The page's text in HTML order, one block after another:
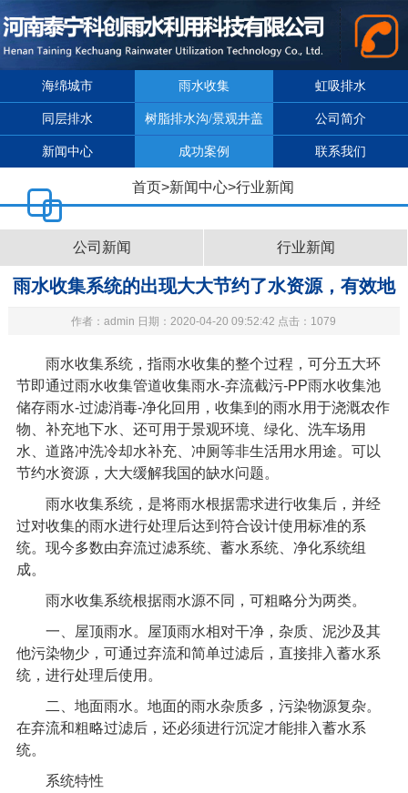
海绵城市 雨水收集 虹吸排水
同层排水 树脂排水沟/景观井盖 公司简介
新闻中心 成功案例 联系我们
首页>新闻中心>行业新闻
公司新闻 行业新闻
雨水收集系统的出现大大节约了水资源，有效地
缓解了我国的缺水问题
作者：admin 日期：2020-04-20 09:52:42 点击：1079
雨水收集系统，指雨水收集的整个过程，可分五大环
节即通过雨水收集管道收集雨水-弃流截污-PP雨水收集池
储存雨水-过滤消毒-净化回用，收集到的雨水用于浇溉农作
物、补充地下水、还可用于景观环境、绿化、洗车场用
水、道路冲洗冷却水补充、冲厕等非生活用水用途。可以
节约水资源，大大缓解我国的缺水问题。
雨水收集系统，是将雨水根据需求进行收集后，并经
过对收集的雨水进行处理后达到符合设计使用标准的系
统。现今多数由弃流过滤系统、蓄水系统、净化系统组
成。
雨水收集系统根据雨水源不同，可粗略分为两类。
一、屋顶雨水。屋顶雨水相对干净，杂质、泥沙及其
他污染物少，可通过弃流和简单过滤后，直接排入蓄水系
统，进行处理后使用。
二、地面雨水。地面的雨水杂质多，污染物源复杂。
在弃流和粗略过滤后，还必须进行沉淀才能排入蓄水系
统。
系统特性